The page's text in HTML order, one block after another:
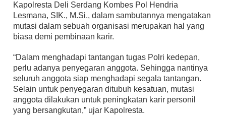
Kapolresta Deli Serdang Kombes Pol Hendria
Lesmana, SIK., M.Si., dalam sambutannya mengatakan
mutasi dalam sebuah organisasi merupakan hal yang
biasa demi pembinaan karir.
“Dalam menghadapi tantangan tugas Polri kedepan,
perlu adanya penyegaran anggota. Sehingga nantinya
seluruh anggota siap menghadapi segala tantangan.
Selain untuk penyegaran ditubuh kesatuan, mutasi
anggota dilakukan untuk peningkatan karir personil
yang bersangkutan,” ujar Kapolresta.